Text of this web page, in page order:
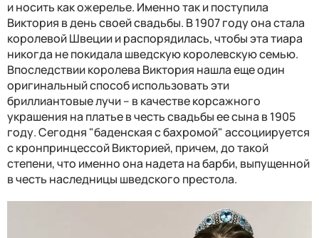
и носить как ожерелье. Именно так и поступила
Виктория в день своей свадьбы. В 1907 году она стала
королевой Швеции и распорядилась, чтобы эта тиара
никогда не покидала шведскую королевскую семью.
Впоследствии королева Виктория нашла еще один
оригинальный способ использовать эти
бриллиантовые лучи – в качестве корсажного
украшения на платье в честь свадьбы ее сына в 1905
году. Сегодня "баденская с бахромой" ассоциируется
с кронпринцессой Викторией, причем, до такой
степени, что именно она надета на барби, выпущенной
в честь наследницы шведского престола.